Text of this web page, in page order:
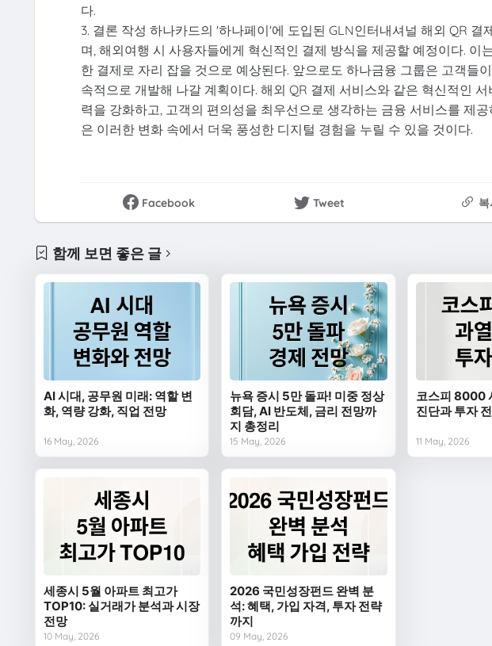
다.
3. 결론 작성 하나카드의 '하나페이'에 도입된 GLN인터내셔널 해외 QR
며, 해외여행 시 사용자들에게 혁신적인 결제 방식을 제공할 예정이다. 이
한 결제로 자리 잡을 것으로 예상된다. 앞으로도 하나금융 그룹은 고객들
속적으로 개발해 나갈 계획이다. 해외 QR 결제 서비스와 같은 혁신적인
력을 강화하고, 고객의 편의성을 최우선으로 생각하는 금융 서비스를 제
은 이러한 변화 속에서 더욱 풍성한 디지털 경험을 누릴 수 있을 것이다.
Facebook Tweet
함께 보면 좋은 글
AI 시대, 공무원 미래: 역할 변
화, 역량 강화, 직업 전망
16 May, 2026
뉴욕 증시 5만 돌파! 미중 정상
회담, AI 반도체, 금리 전망까
지 총정리
15 May, 2026
코스피 8000
진단과 투자
11 May, 2026
세종시 5월 아파트 최고가
TOP10: 실거래가 분석과 시장
전망
10 May, 2026
2026 국민성장펀드 완벽 분
석: 혜택, 가입 자격, 투자 전략
까지
09 May, 2026